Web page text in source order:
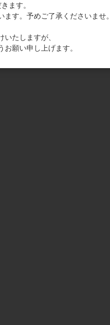
ます。
す。予めご了承くださいませ。
たしますが、
願い申し上げます。